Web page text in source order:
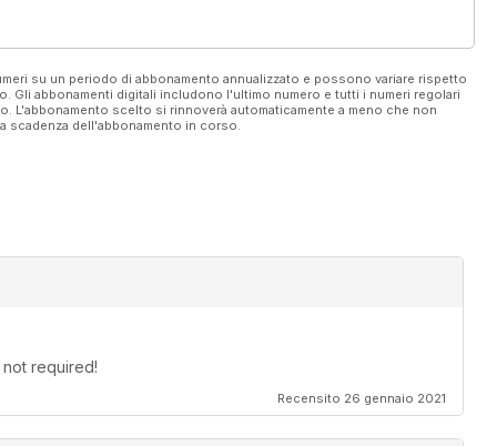
by Brett Green
Modeller
su un periodo di abbonamento annualizzato e possono variare rispetto
abbonamenti digitali includono l'ultimo numero e tutti i numeri regolari
L'abbonamento scelto si rinnoverà automaticamente a meno che non
scadenza dell'abbonamento in corso.
required!
Recensito 26 gennaio 2021